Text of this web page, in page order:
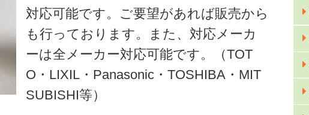
対応可能です。ご要望があれば販売から
も行っております。また、対応メーカ
ーは全メーカー対応可能です。（TOT
O・LIXIL・Panasonic・TOSHIBA・MIT
SUBISHI等）